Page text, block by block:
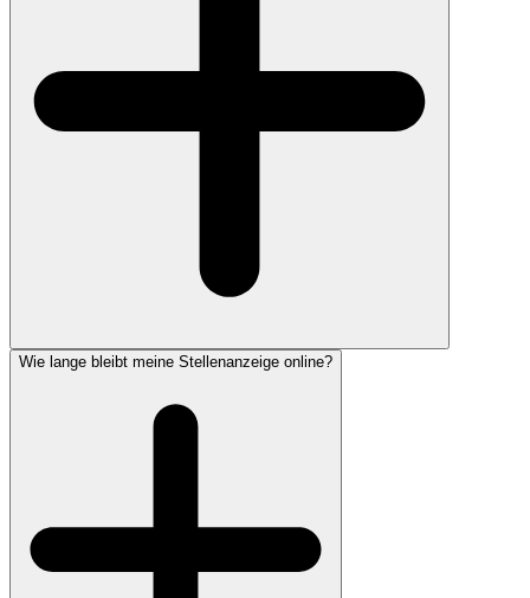
Wie lange bleibt meine Stellenanzeige online?